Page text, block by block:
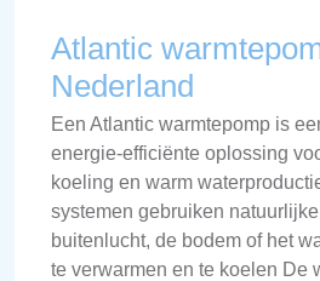
Atlantic
Nederland
Een Atlantic warmtepomp is
energie-efficiënte oplossing
koeling en warm
systemen gebruiken
buitenlucht, de bodem of het
te verwarmen en te koelen De